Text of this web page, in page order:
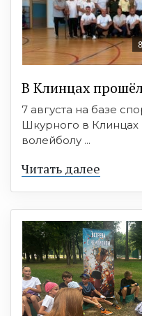
В Клинцах
7 августа на базе
Шкурного в Клинцах
волейболу ...
Читать далее